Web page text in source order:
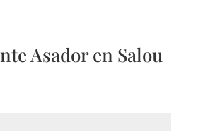
Asador en Salou